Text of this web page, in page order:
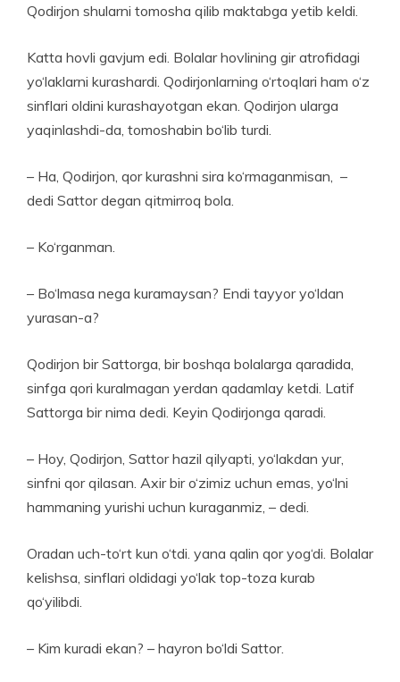
Qodirjon shularni tomosha qilib maktabga yetib keldi.
Katta hovli gavjum edi. Bolalar hovlining gir atrofidagi
yo‘laklarni kurashardi. Qodirjonlarning o‘rtoqlari ham o‘z
sinflari oldini kurashayotgan ekan. Qodirjon ularga
yaqinlashdi-da, tomoshabin bo‘lib turdi.
– Ha, Qodirjon, qor kurashni sira ko‘rmaganmisan, –
dedi Sattor degan qitmirroq bola.
– Ko‘rganman.
– Bo‘lmasa nega kuramaysan? Endi tayyor yo‘ldan
yurasan-a?
Qodirjon bir Sattorga, bir boshqa bolalarga qaradida,
sinfga qori kuralmagan yerdan qadamlay ketdi. Latif
Sattorga bir nima dedi. Keyin Qodirjonga qaradi.
– Hoy, Qodirjon, Sattor hazil qilyapti, yo‘lakdan yur,
sinfni qor qilasan. Axir bir o‘zimiz uchun emas, yo‘lni
hammaning yurishi uchun kuraganmiz, – dedi.
Oradan uch-to‘rt kun o‘tdi. yana qalin qor yog‘di. Bolalar
kelishsa, sinflari oldidagi yo‘lak top-toza kurab
qo‘yilibdi.
– Kim kuradi ekan? – hayron bo‘ldi Sattor.